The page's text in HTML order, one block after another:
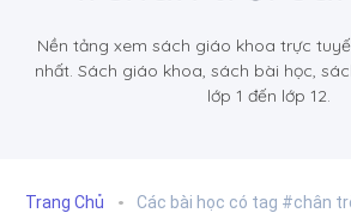
Nền tảng xem sách giáo khoa trực
nhất. Sách giáo khoa, sách bài học,
lớp 1 đến lớp 12.
Trang Chủ Các bài học có tag #chân